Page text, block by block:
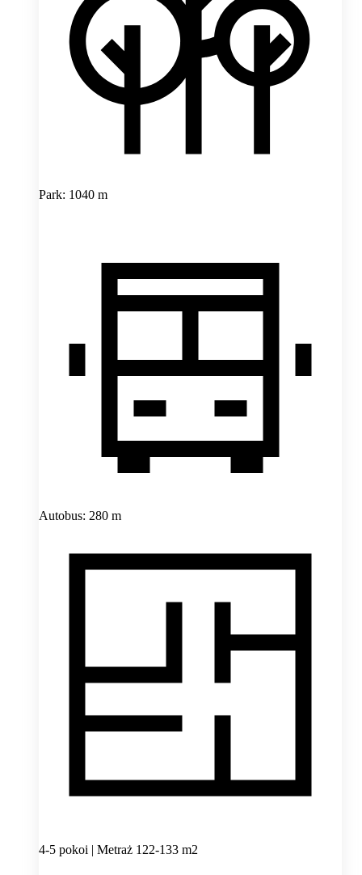
Park: 1040 m
Autobus: 280 m
4-5 pokoi | Metraż 122-133 m2